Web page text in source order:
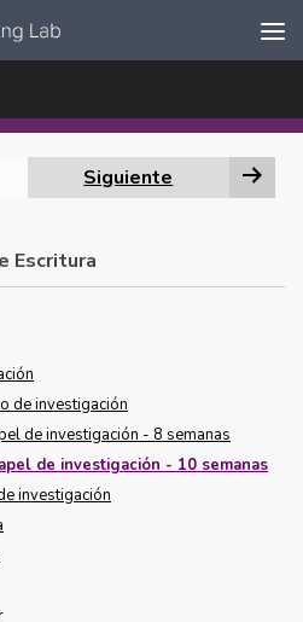
Siguiente
Escritura
de investigación
de investigación - 8 semanas
de investigación - 10 semanas
investigación